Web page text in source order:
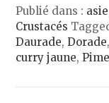
Publié dans : asie
Crustacés
Daurade,Dorade,
curry jaune,